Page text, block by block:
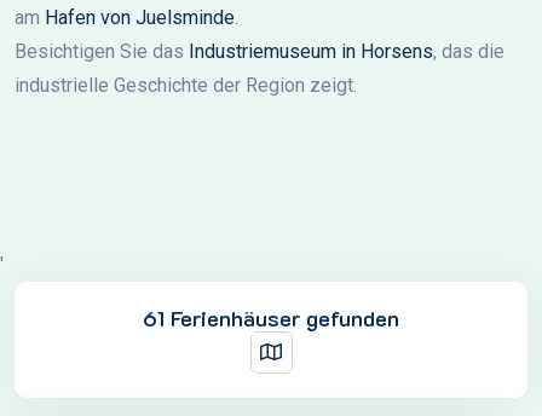
am Hafen von Juelsminde
Besichtigen Sie das Industriemuseum in Horsens, das die
industrielle Geschichte der Region zeigt.
'
61 Ferienhäuser gefunden